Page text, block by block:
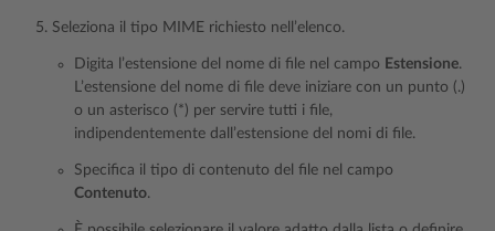
Seleziona il tipo MIME richiesto nell’elenco.
Digita l’estensione del nome di file nel campo Estensione.
L’estensione del nome di file deve iniziare con un punto (.)
o un asterisco (*) per servire tutti i file,
indipendentemente dall’estensione del nomi di file.
Specifica il tipo di contenuto del file nel campo
Contenuto.